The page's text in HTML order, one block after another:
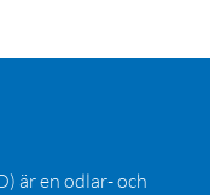
är en odlar- och